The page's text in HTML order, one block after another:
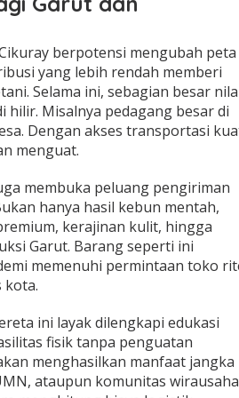
berpotensi mengubah peta
yang lebih rendah memberi
Selama ini, sebagian besar
Misalnya pedagang besar di
Dengan akses transportasi
menguat.
membuka peluang pengiriman
hanya hasil kebun mentah,
kerajinan kulit, hingga
Garut. Barang seperti ini
memenuhi permintaan toko
kota.
ini layak dilengkapi edukasi
fisik tanpa penguatan
menghasilkan manfaat jangka
ataupun komunitas wirausaha
Di Isu Global |